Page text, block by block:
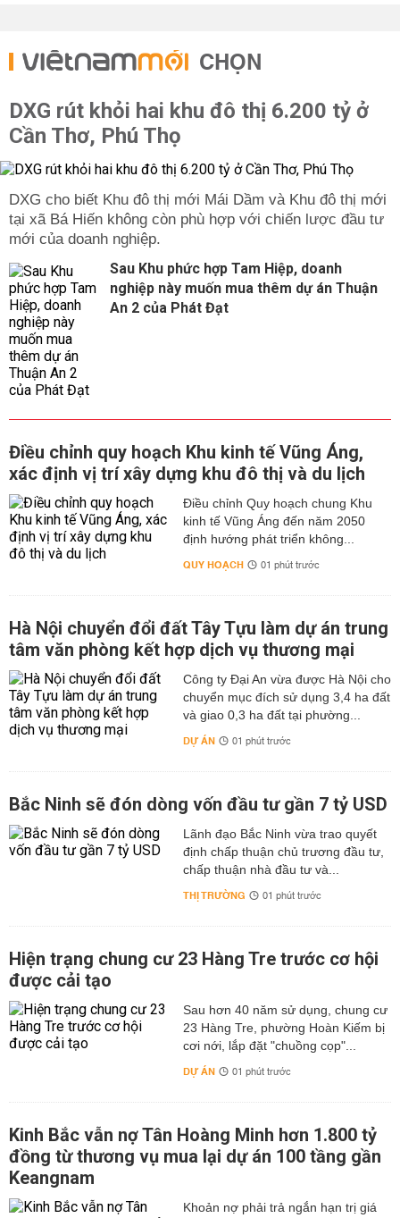
CHỌN
DXG rút khỏi hai khu đô thị 6.200 tỷ ở
Cần Thơ, Phú Thọ
DXG cho biết Khu đô thị mới Mái Dầm và Khu đô thị mới
tại xã Bá Hiến không còn phù hợp với chiến lược đầu tư
mới của doanh nghiệp.
Sau Khu phức hợp Tam Hiệp, doanh
nghiệp này muốn mua thêm dự án Thuận
An 2 của Phát Đạt
Điều chỉnh quy hoạch Khu kinh tế Vũng Áng,
xác định vị trí xây dựng khu đô thị và du lịch
Điều chỉnh Quy hoạch chung Khu
kinh tế Vũng Áng đến năm 2050
định hướng phát triển không...
QUY HOẠCH 01 phút trước
Hà Nội chuyển đổi đất Tây Tựu làm dự án trung
tâm văn phòng kết hợp dịch vụ thương mại
Công ty Đại An vừa được Hà Nội cho
chuyển mục đích sử dụng 3,4 ha đất
và giao 0,3 ha đất tại phường...
DỰ ÁN 01 phút trước
Bắc Ninh sẽ đón dòng vốn đầu tư gần 7 tỷ USD
Lãnh đạo Bắc Ninh vừa trao quyết
định chấp thuận chủ trương đầu tư,
chấp thuận nhà đầu tư và...
THỊ TRƯỜNG 01 phút trước
Hiện trạng chung cư 23 Hàng Tre trước cơ hội
được cải tạo
Sau hơn 40 năm sử dụng, chung cư
23 Hàng Tre, phường Hoàn Kiếm bị
cơi nới, lắp đặt "chuồng cọp"...
DỰ ÁN 01 phút trước
Kinh Bắc vẫn nợ Tân Hoàng Minh hơn 1.800 tỷ
đồng từ thương vụ mua lại dự án 100 tầng gần
Keangnam